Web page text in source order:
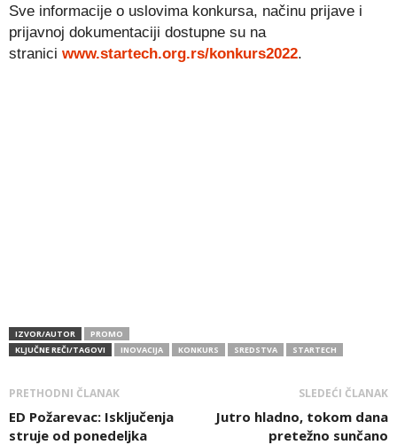
Sve informacije o uslovima konkursa, načinu prijave i
prijavnoj dokumentaciji dostupne su na
stranici www.startech.org.rs/konkurs2022.
IZVOR/AUTOR
PROMO
KLJUČNE REČI/TAGOVI
INOVACIJA KONKURS SREDSTVA STARTECH
PRETHODNI ČLANAK
ED Požarevac: Isključenja
struje od ponedeljka
SLEDEĆI ČLANAK
Jutro hladno, tokom dana
pretežno sunčano